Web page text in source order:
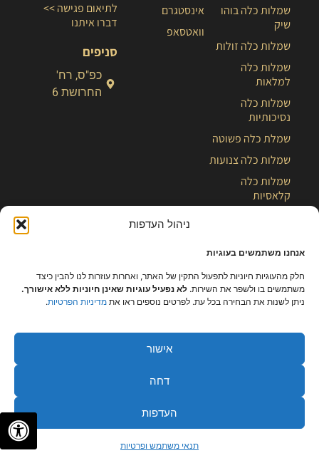
ניהול העדפות
אנחנו משתמשים בעוגיות
חלק מהעוגיות חיוניות לתפעול התקין של האתר, ואחרות עוזרות לנו להבין כיצד
משתמשים בו ולשפר את השירות. לא נפעיל עוגיות שאינן חיוניות ללא אישורך.
ניתן לשנות את הבחירה בכל עת. לפרטים נוספים ראו את מדיניות הפרטיות.
אישור
דחה
העדפות
תנאי משתמש ופרטיות
שמלות כלה בוהו
שיק
שמלות כלה זולות
שמלות כלה
למלאות
שמלות כלה
נסיכותיות
שמלת כלה פשוטה
שמלות כלה צנועות
שמלות כלה
קלאסיות
שמלת כלה
בלוג
אינסטגרם
וואטסאפ
לתיאום פגישה >>
דברו איתנו
סניפים
כפ"ס, רח'
החרושת 6
✦לתיאום פגישה✦